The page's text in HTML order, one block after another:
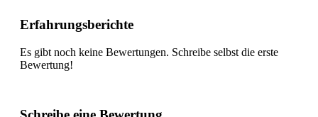
Erfahrungsberichte
Es gibt noch keine Bewertungen. Schreibe selbst die erste
Bewertung!